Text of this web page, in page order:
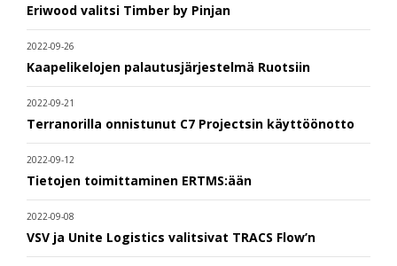
Eriwood valitsi Timber by Pinjan
2022-09-26
Kaapelikelojen palautusjärjestelmä Ruotsiin
2022-09-21
Terranorilla onnistunut C7 Projectsin käyttöönotto
2022-09-12
Tietojen toimittaminen ERTMS:ään
2022-09-08
VSV ja Unite Logistics valitsivat TRACS Flow’n